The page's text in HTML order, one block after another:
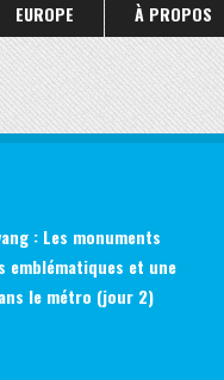
EUROPE À PROPOS
: Les monuments
emblématiques et une
le métro (jour 2)